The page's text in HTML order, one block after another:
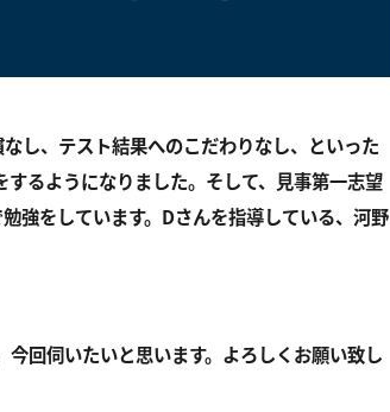
し、テスト結果へのこだわりなし、といった
るようになりました。そして、見事第一志望
強をしています。Dさんを指導している、河野
回伺いたいと思います。よろしくお願い致し